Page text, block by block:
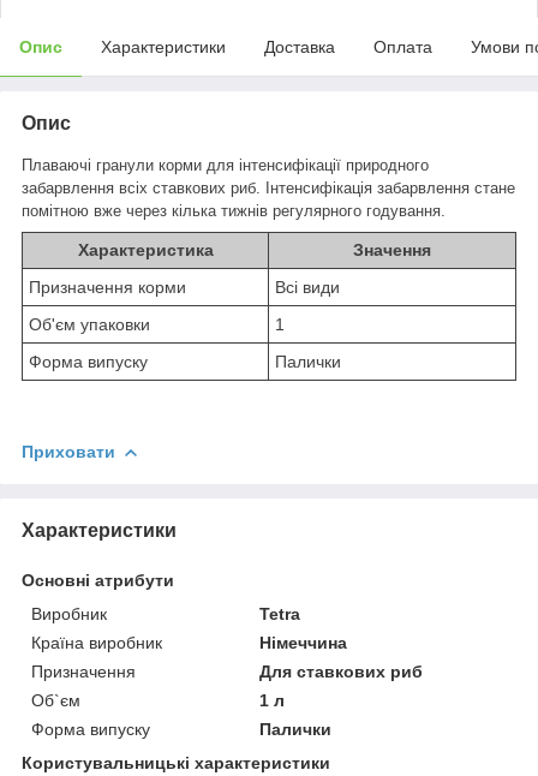
Опис Характеристики Доставка Оплата Умови
Опис
Плаваючі гранули корми для інтенсифікації природного
забарвлення всіх ставкових риб. Інтенсифікація забарвлення стане
помітною вже через кілька тижнів регулярного годування.
Характеристика
Значення
Призначення корми
Всі види
Об'єм упаковки
1
Форма випуску
Палички
Приховати
Характеристики
Основні атрибути
Виробник
Tetra
Країна виробник
Німеччина
Призначення
Для ставкових риб
Об`єм
1 л
Форма випуску
Палички
Користувальницькі характеристики